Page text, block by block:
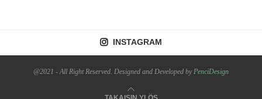
INSTAGRAM
@2021 - All Right Reserved. Designed and Developed byPenciDesign